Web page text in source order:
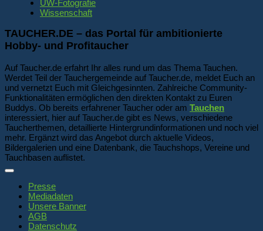
UW-Fotografie
Wissenschaft
TAUCHER.DE – das Portal für ambitionierte
Hobby- und Profitaucher
Auf Taucher.de erfahrt Ihr alles rund um das Thema Tauchen.
Werdet Teil der Tauchergemeinde auf Taucher.de, meldet Euch an
und vernetzt Euch mit Gleichgesinnten. Zahlreiche Community-
Funktionalitäten ermöglichen den direkten Kontakt zu Euren
Buddys. Ob bereits erfahrener Taucher oder am Tauchen
interessiert, hier auf Taucher.de gibt es News, verschiedene
Taucherthemen, detaillierte Hintergrundinformationen und noch viel
mehr. Ergänzt wird das Angebot durch aktuelle Videos,
Bildergalerien und eine Datenbank, die Tauchshops, Vereine und
Tauchbasen auflistet.
Presse
Mediadaten
Unsere Banner
AGB
Datenschutz